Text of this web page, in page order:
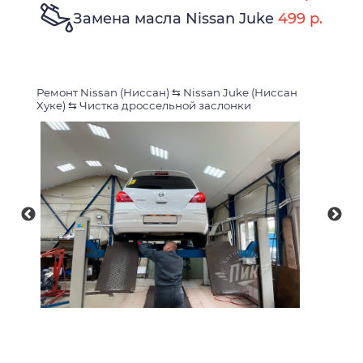
Замена масла Nissan Juke 499 р.
Ремонт Nissan (Ниссан) ⇆ Nissan Juke (Ниссан
Хуке) ⇆Чистка дроссельной заслонки